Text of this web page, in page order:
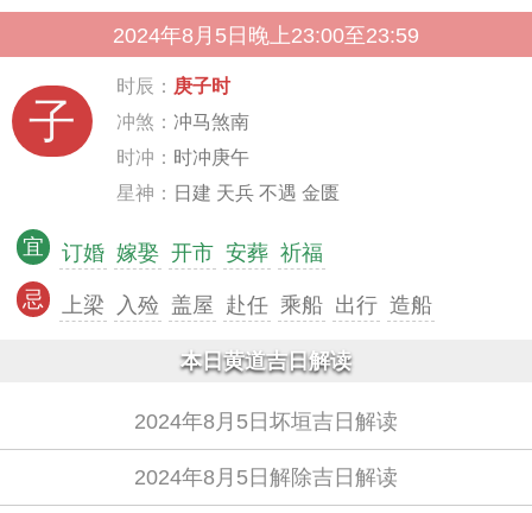
2024年8月5日晚上23:00至23:59
子
时辰： 庚子时
冲煞： 冲马煞南
时冲： 时冲庚午
星神： 日建 天兵 不遇 金匮
宜 订婚 嫁娶 开市 安葬 祈福
忌 上梁 入殓 盖屋 赴任 乘船 出行 造船
本日黄道吉日解读
2024年8月5日坏垣吉日解读
2024年8月5日解除吉日解读